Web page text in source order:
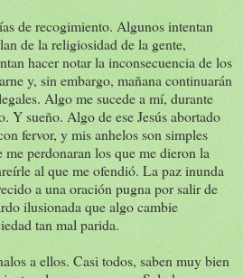
de recogimiento. Algunos intentan
de la religiosidad de la gente,
hacer notar la inconsecuencia de los
y, sin embargo, mañana continuarán
Algo me sucede a mí, durante
Y sueño. Algo de ese Jesús abortado
fervor, y mis anhelos son simples
perdonaran los que me dieron la
al que me ofendió. La paz inunda
a una oración pugna por salir de
ilusionada que algo cambie
tan mal parida.
a ellos. Casi todos, saben muy bien